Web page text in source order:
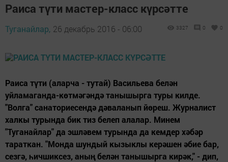
Раиса түти мастер-класс күрсәтте
Туганайлар, 26 декабрь 2016 - 06:00 3327 0 0
Раиса түти (аларча - тутай) Васильева белән
уйламаганда-көтмәгәндә танышырга туры килде.
"Волга" санаториесендә дәваланып йөреш. Журналист
халкы турында бик тиз белеп алалар. Минем
"Туганайлар" да эшләвем турында да кемдер хәбәр
тараткан. "Монда шундый кызыклы керәшен әбие бар,
сезгә, һичшиксез, аның белән танышырга кирәк," - дип,